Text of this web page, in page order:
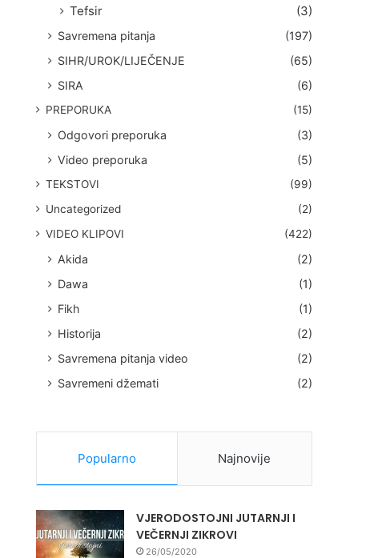
Tefsir
(3)
Savremena pitanja
(197)
SIHR/UROK/LIJEČENJE
(65)
SIRA
(6)
PREPORUKA (15)
Odgovori preporuka
(3)
Video preporuka
(5)
TEKSTOVI
(99)
Uncategorized
(2)
VIDEO KLIPOVI
(422)
Akida
(2)
Dawa
(1)
Fikh
(1)
Historija
(2)
Savremena pitanja video
(2)
Savremeni džemati
(2)
Popularno Najnovije
VJERODOSTOJNI JUTARNJI I
VEČERNJI ZIKROVI
26/05/2020